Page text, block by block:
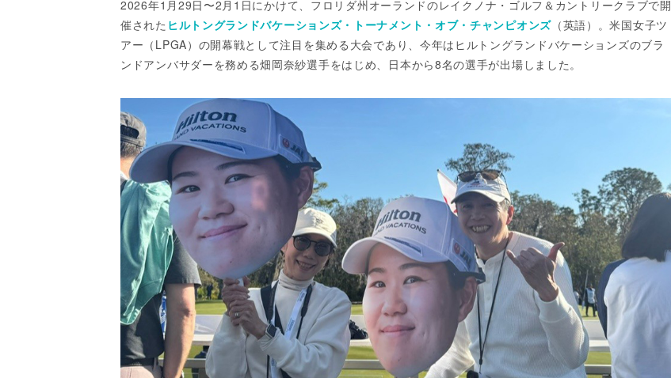
2026年1月29日〜2月1日にかけて、フロリダ州オーランドのレイクノナ・ゴルフ＆カントリークラブで開
催された ヒルトングランドバケーションズ・トーナメント・オブ・チャンピオンズ（英語）。米国女子ツ
アー（LPGA）の開幕戦として注目を集める大会であり、今年はヒルトングランドバケーションズのブラ
ンドアンバサダーを務める畑岡奈紗選手をはじめ、日本から8名の選手が出場しました。